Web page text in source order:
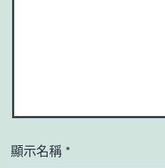
顯示名稱 *